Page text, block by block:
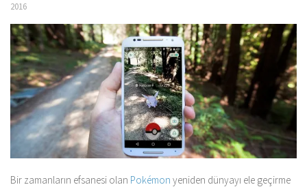
2016
Bir zamanların efsanesi olan Pokémon yeniden dünyayı ele geçirme